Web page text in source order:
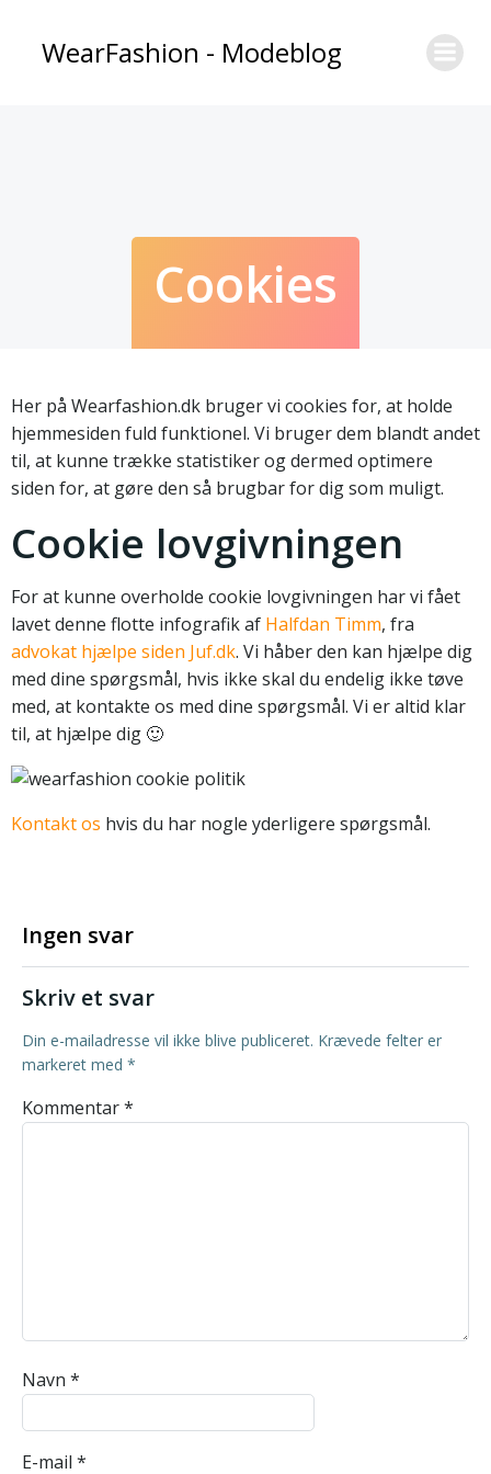
indhold
WearFashion - Modeblog
Cookies
Her på Wearfashion.dk bruger vi cookies for, at holde
hjemmesiden fuld funktionel. Vi bruger dem blandt andet
til, at kunne trække statistiker og dermed optimere
siden for, at gøre den så brugbar for dig som muligt.
Cookie lovgivningen
For at kunne overholde cookie lovgivningen har vi fået
lavet denne flotte infografik af Halfdan Timm, fra
advokat hjælpe siden Juf.dk. Vi håber den kan hjælpe dig
med dine spørgsmål, hvis ikke skal du endelig ikke tøve
med, at kontakte os med dine spørgsmål. Vi er altid klar
til, at hjælpe dig 🙂
Kontakt os hvis du har nogle yderligere spørgsmål.
Ingen svar
Skriv et svar
Din e-mailadresse vil ikke blive publiceret. Krævede felter er
markeret med *
Kommentar*
Navn *
E-mail *